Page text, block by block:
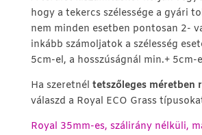
hogy a tekercs szélessége a gyári
nem minden esetben pontosan 2-
inkább számoljatok a szélesség
5cm-el, a hosszúságnál min.+ 5cm-
Ha szeretnél tetszőleges méretben
válaszd a Royal ECO Grass
Royal 35mm-es, szálirány nélküli,